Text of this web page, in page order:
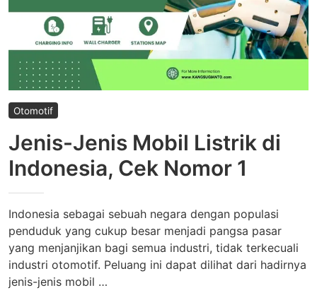
Otomotif
Jenis-Jenis Mobil Listrik di
Indonesia, Cek Nomor 1
Indonesia sebagai sebuah negara dengan populasi
penduduk yang cukup besar menjadi pangsa pasar
yang menjanjikan bagi semua industri, tidak terkecuali
industri otomotif. Peluang ini dapat dilihat dari hadirnya
jenis-jenis mobil …